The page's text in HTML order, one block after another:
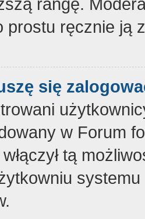
prostu ręcznie ją
się
w Forum
tą